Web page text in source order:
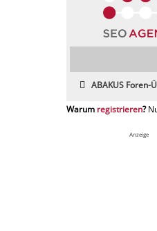
ABAKUS Foren-
registrieren
Anzeige